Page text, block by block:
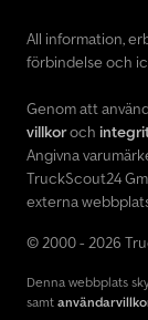
All information,
förbindelse och
Genom att
villkoroch
Angivna
TruckScout24
externa
© 2000 - 2026
Denna webbplats
samt